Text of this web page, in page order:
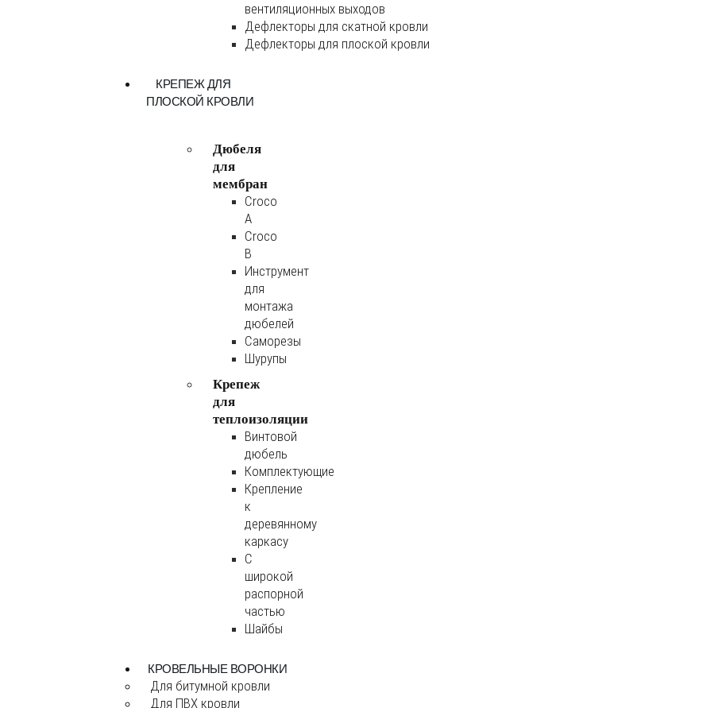
вентиляционных выходов
Дефлекторы для скатной кровли
Дефлекторы для плоской кровли
КРЕПЕЖ ДЛЯ
ПЛОСКОЙ КРОВЛИ
Дюбеля
для
мембран
Croco
A
Croco
B
Инструмент
для
монтажа
дюбелей
Саморезы
Шурупы
Крепеж
для
теплоизоляции
Винтовой
дюбель
Комплектующие
Крепление
к
деревянному
каркасу
С
широкой
распорной
частью
Шайбы
КРОВЕЛЬНЫЕ ВОРОНКИ
Для битумной кровли
Для ПВХ кровли